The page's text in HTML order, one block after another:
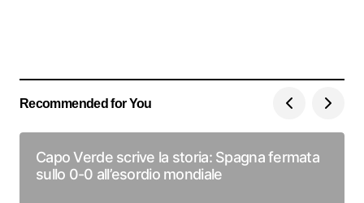
Recommended for You
Capo Verde scrive la storia: Spagna fermata
sullo 0-0 all’esordio mondiale